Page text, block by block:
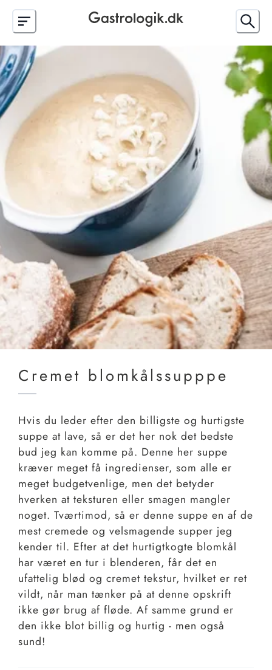
Cremet blomkålssupppe
Hvis du leder efter den billigste og hurtigste
suppe at lave, så er det her nok det bedste
bud jeg kan komme på. Denne her suppe
kræver meget få ingredienser, som alle er
meget budgetvenlige, men det betyder
hverken at teksturen eller smagen mangler
noget. Tværtimod, så er denne suppe en af de
mest cremede og velsmagende supper jeg
kender til. Efter at det hurtigtkogte blomkål
har været en tur i blenderen, får det en
ufattelig blød og cremet tekstur, hvilket er ret
vildt, når man tænker på at denne opskrift
ikke gør brug af fløde. Af samme grund er
den ikke blot billig og hurtig - men også
sund!